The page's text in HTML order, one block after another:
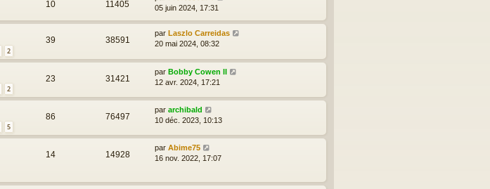
10 11405
05 juin 2024, 17:31
2
39 38591
par Laszlo Carreidas
20 mai 2024, 08:32
2
23 31421
par Bobby Cowen II
12 avr. 2024, 17:21
5
86 76497
par archibald
10 déc. 2023, 10:13
14 14928
par Abime75
16 nov. 2022, 17:07